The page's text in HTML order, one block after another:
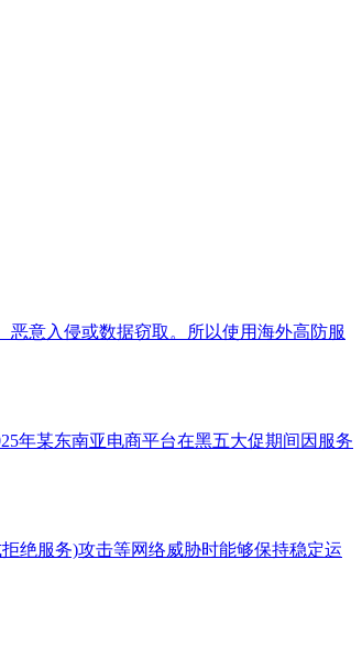
意入侵或数据窃取。所以使用海外高防服
年某东南亚电商平台在黑五大促期间因服务
绝服务)攻击等网络威胁时能够保持稳定运